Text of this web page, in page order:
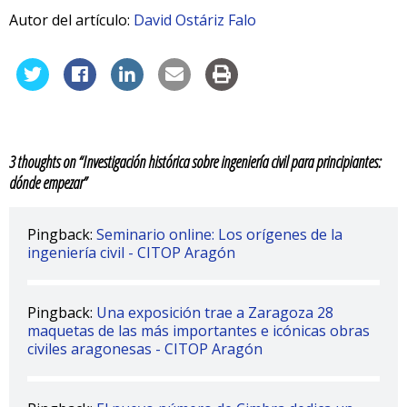
Autor del artículo: David Ostáriz Falo
3 thoughts on “Investigación histórica sobre ingeniería civil para principiantes:
dónde empezar”
Pingback: Seminario online: Los orígenes de la
ingeniería civil - CITOP Aragón
Pingback: Una exposición trae a Zaragoza 28
maquetas de las más importantes e icónicas obras
civiles aragonesas - CITOP Aragón